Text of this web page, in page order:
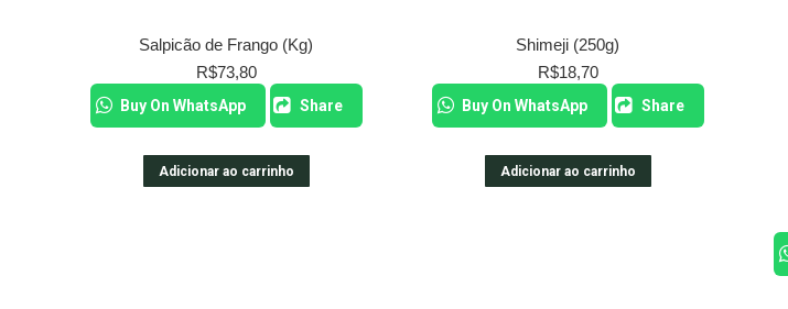
Salpicão de Frango (Kg)
R$73,80
Buy On WhatsApp Share
Adicionar ao carrinho
Shimeji (250g)
R$18,70
Buy On WhatsApp Share
Adicionar ao carrinho